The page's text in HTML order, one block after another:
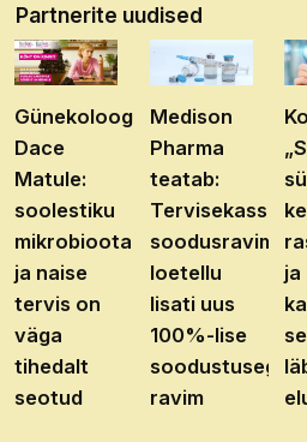
Partnerite uudised
Günekoloog
Dace
Matule:
soolestiku
mikrobioota
ja naise
tervis on
väga
tihedalt
seotud
Medison
Pharma
teatab:
Tervisekassa
soodusravimite
loetellu
lisati uus
100%-lise
soodustusega
ravim
ja